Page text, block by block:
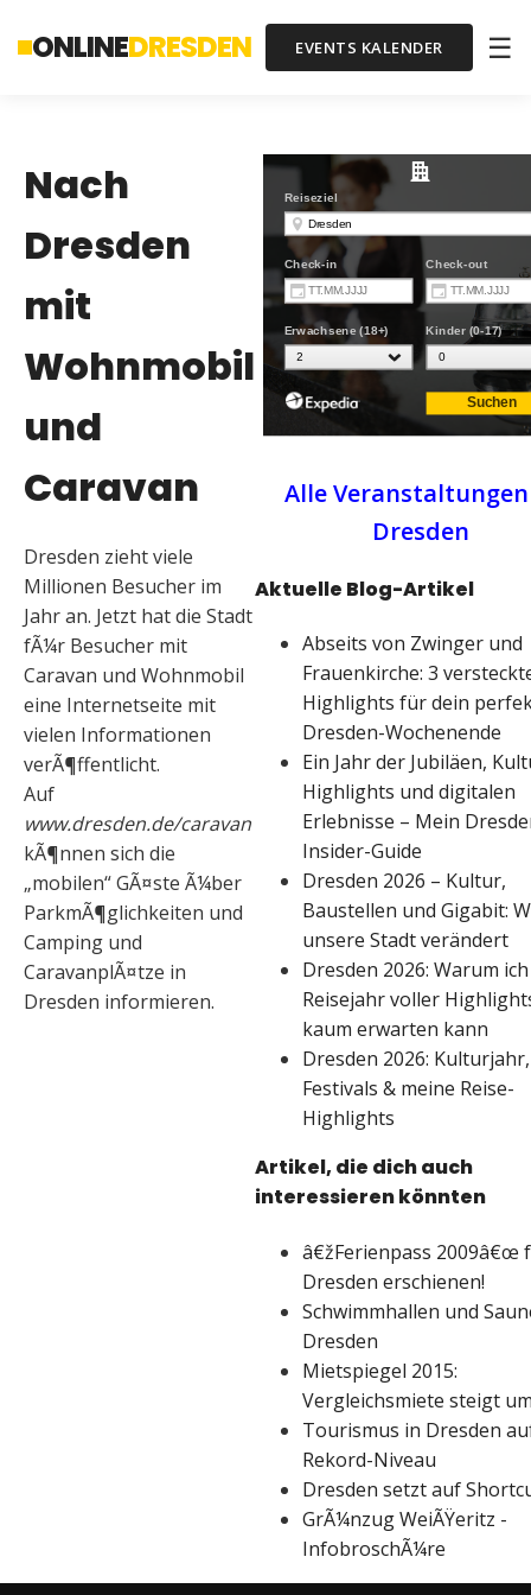
ONLINEDRESDEN EVENTS KALENDER ☰
Nach
Dresden
mit
Wohnmobil
und
Caravan
Dresden zieht viele
Millionen Besucher im
Jahr an. Jetzt hat die Stadt
fÃ¼r Besucher mit
Caravan und Wohnmobil
eine Internetseite mit
vielen Informationen
verÃ¶ffentlicht.
Auf
www.dresden.de/caravan
kÃ¶nnen sich die
„mobilen“ GÃ¤ste Ã¼ber
ParkmÃ¶glichkeiten und
Camping und
CaravanplÃ¤tze in
Dresden informieren.
Alle
Dresden
Aktuelle Blog-Artikel
Abseits von Zwinger und
Frauenkirche: 3
Highlights für dein
Dresden-Wochenende
Ein Jahr der Jubiläen,
Highlights und digitalen
Erlebnisse – Mein
Insider-Guide
Dresden 2026 – Kultur,
Baustellen und Gigabit:
unsere Stadt verändert
Dresden 2026: Warum
Reisejahr voller
kaum erwarten kann
Dresden 2026: Kulturjahr,
Festivals & meine Reise-
Highlights
Artikel, die dich auch
interessieren könnten
â€žFerienpass 2009â€œ
Dresden erschienen!
Schwimmhallen und
Dresden
Mietspiegel 2015:
Vergleichsmiete steigt
Tourismus in Dresden
Rekord-Niveau
Dresden setzt auf
GrÃ¼nzug WeiÃŸeritz -
InfobroschÃ¼re